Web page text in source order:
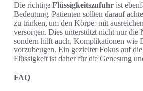
Die richtige Flüssigkeitszufuhr ist
Bedeutung. Patienten sollten darauf
zu trinken, um den Körper mit
versorgen. Dies unterstützt nicht nur die
sondern hilft auch, Komplikationen wie
vorzubeugen. Ein gezielter Fokus auf
Flüssigkeit ist daher für die Genesung
FAQ